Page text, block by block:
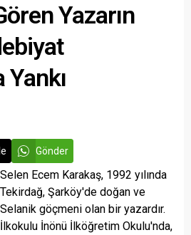
Yazarın
Yankı
Gönder
Selen Ecem Karakaş, 1992 yılında
Tekirdağ, Şarköy'de doğan ve
Selanik göçmeni olan bir yazardır.
İlkokulu İnönü İlköğretim Okulu'nda,